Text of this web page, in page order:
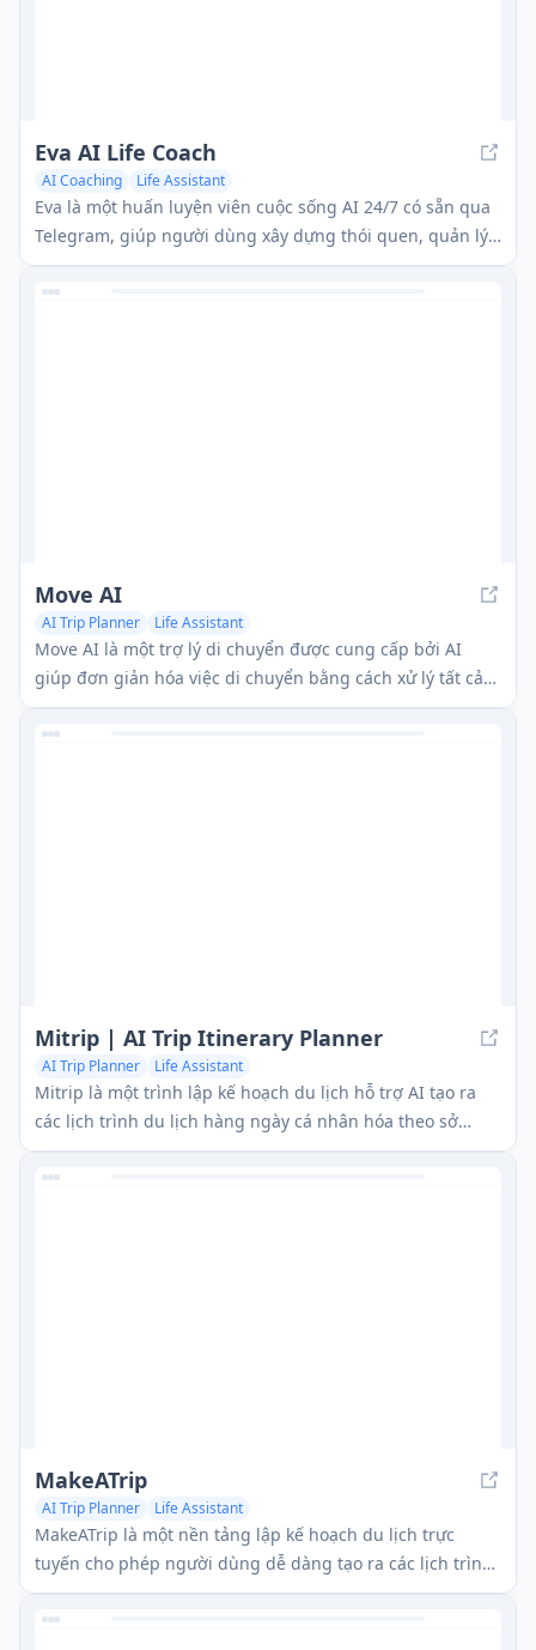
Eva AI Life Coach
AI Coaching Life Assistant
Eva là một huấn luyện viên cuộc sống AI 24/7 có sẵn qua
Telegram, giúp người dùng xây dựng thói quen, quản lý
căng thẳng và tìm kiếm sự tự trị cá nhân.
Move AI
AI Trip Planner Life Assistant
Move AI là một trợ lý di chuyển được cung cấp bởi AI
giúp đơn giản hóa việc di chuyển bằng cách xử lý tất cả
các khía cạnh của quá trình di chuyển, từ lập kế hoạch và
điều phối nhà cung cấp đến thanh toán.
Mitrip | AI Trip Itinerary Planner
AI Trip Planner Life Assistant
Mitrip là một trình lập kế hoạch du lịch hỗ trợ AI tạo ra
các lịch trình du lịch hàng ngày cá nhân hóa theo sở
thích của bạn, giúp bạn tiết kiệm hàng giờ nghiên cứu.
MakeATrip
AI Trip Planner Life Assistant
MakeATrip là một nền tảng lập kế hoạch du lịch trực
tuyến cho phép người dùng dễ dàng tạo ra các lịch trình
chuyến đi độc đáo chỉ với vài cú nhấp chuột.